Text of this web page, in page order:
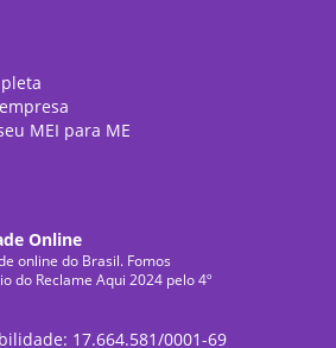
MEI para ME
Online
online do Brasil. Fomos
do Reclame Aqui 2024 pelo 4º
17.664.581/0001-69